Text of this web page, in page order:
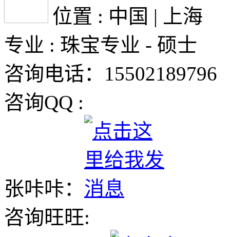
位置 : 中国 | 上海
专业 : 珠宝专业 - 硕士
咨询电话：15502189796
咨询QQ :
张咔咔：
咨询旺旺: